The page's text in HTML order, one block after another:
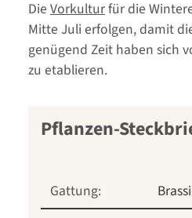
Die Vorkulturfür die
Mitte Juli erfolgen, damit
genügend Zeit haben sich
zu etablieren.
Pflanzen-
Gattung: